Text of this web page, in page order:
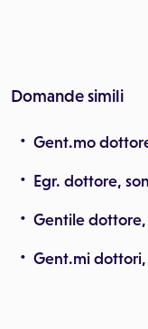
Domande simili
Gent.mo
Egr. dottore,
Gentile dottore,
Gent.mi dottori,